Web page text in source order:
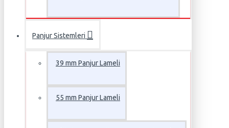
Panjur Sistemleri
39 mm Panjur Lameli
55 mm Panjur Lameli